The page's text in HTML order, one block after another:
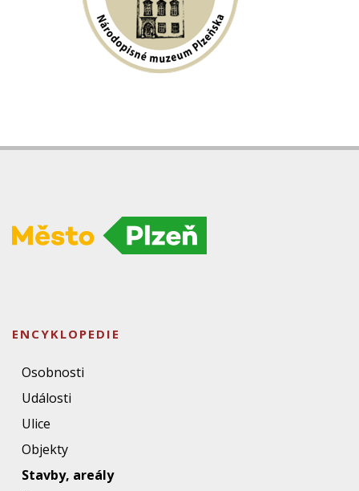
ENCYKLOPEDIE
Osobnosti
Události
Ulice
Objekty
Stavby, areály